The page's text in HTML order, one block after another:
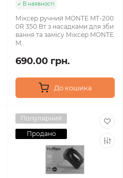
В наявності
Міксер ручний MONTE MT-200
0R 350 Вт з насадками для зби
вання та замісу Міксер MONTE
M..
690.00 грн.
До кошика
Популярний
Продано